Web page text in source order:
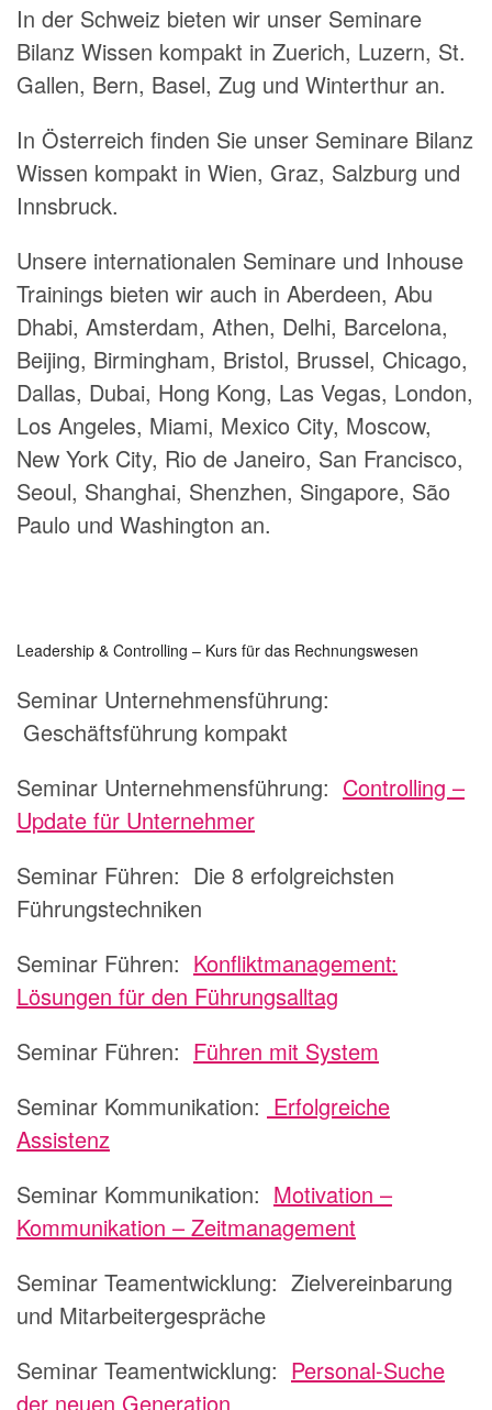
In der Schweiz bieten wir unser Seminare
Bilanz Wissen kompakt in Zuerich, Luzern, St.
Gallen, Bern, Basel, Zug und Winterthur an.
In Österreich finden Sie unser Seminare Bilanz
Wissen kompakt in Wien, Graz, Salzburg und
Innsbruck.
Unsere internationalen Seminare und Inhouse
Trainings bieten wir auch in Aberdeen, Abu
Dhabi, Amsterdam, Athen, Delhi, Barcelona,
Beijing, Birmingham, Bristol, Brussel, Chicago,
Dallas, Dubai, Hong Kong, Las Vegas, London,
Los Angeles, Miami, Mexico City, Moscow,
New York City, Rio de Janeiro, San Francisco,
Seoul, Shanghai, Shenzhen, Singapore, São
Paulo und Washington an.
Leadership & Controlling – Kurs für das Rechnungswesen
Seminar Unternehmensführung:
Geschäftsführung kompakt
Seminar Unternehmensführung: Controlling –
Update für Unternehmer
Seminar Führen: Die 8 erfolgreichsten
Führungstechniken
Seminar Führen: Konfliktmanagement:
Lösungen für den Führungsalltag
Seminar Führen: Führen mit System
Seminar Kommunikation: Erfolgreiche
Assistenz
Seminar Kommunikation: Motivation –
Kommunikation – Zeitmanagement
Seminar Teamentwicklung: Zielvereinbarung
und Mitarbeitergespräche
Seminar Teamentwicklung: Personal-Suche
der neuen Generation